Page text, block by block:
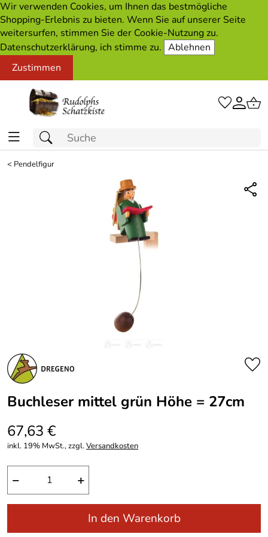
Wir verwenden Cookies, um Ihnen das bestmögliche
Shopping-Erlebnis zu bieten. Wenn Sie auf unserer Seite
weitersurfen, stimmen Sie der Cookie-Nutzung zu.
Datenschutzerklärung, ich stimme zu. Ablehnen
Zustimmen
< Pendelfigur
Buchleser mittel grün Höhe = 27cm
67,63 €
inkl. 19% MwSt., zzgl.Versandkosten
− +
In den Warenkorb